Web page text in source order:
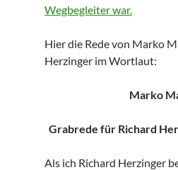
Wegbegleiter war.
Hier die Rede von Marko
Herzinger im Wortlaut:
Marko
Grabrede für Richard
Als ich Richard Herzinger